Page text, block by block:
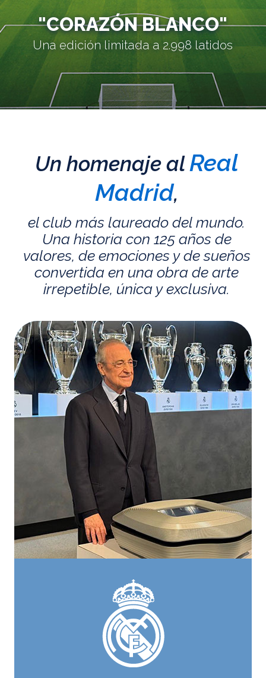
"CORAZÓN BLANCO"
Una edición limitada a 2.998 latidos
Un homenaje alReal
Madrid,
el club más laureado del mundo.
Una historia con 125 años de
valores, de emociones y de sueños
convertida en una obra de arte
irrepetible, única y exclusiva.